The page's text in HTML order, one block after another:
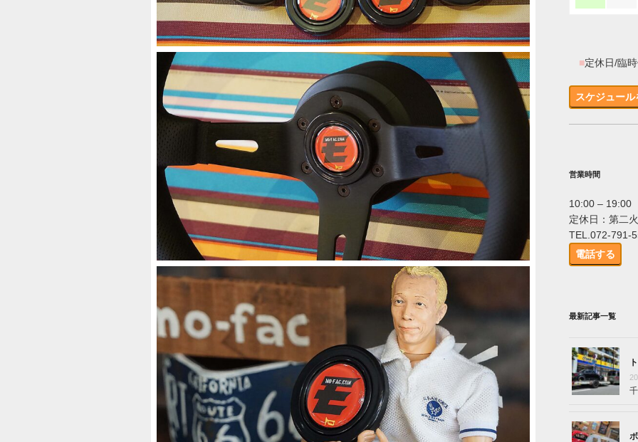
■定休日/臨
スケジュール
営業時間
10:00 – 19:00
定休日：第二
TEL.072-791-
電話する
最新記事一覧